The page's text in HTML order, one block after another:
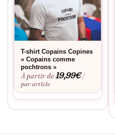
T-shirt Copains Copines
« Copains comme
pochtrons »
À partir de19,99€ /
par article